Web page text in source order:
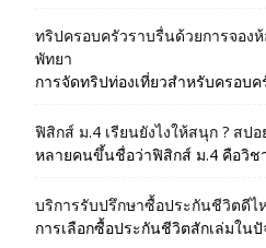
ทริปครอบครัวราบรื่นด้วยการจอง
พัทยา
การจัดทริปท่องเที่ยวสำหรับครอบ
ฟิสิกส์ ม.4 เรียนยังไงให้สนุก ? สป
หลายคนขึ้นชื่อว่าฟิสิกส์ ม.4 คือวิช
บริการรับปรึกษาซื้อประกันชีวิตดีไ
การเลือกซื้อประกันชีวิตสักเล่มใน